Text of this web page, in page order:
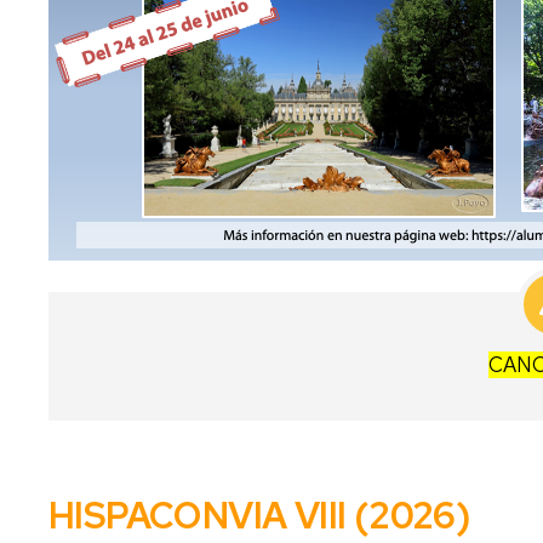
Libro
"101
años
de
asociaciones
de
antiguos
alumnos
en
HISPACONVIAVIII (2026)